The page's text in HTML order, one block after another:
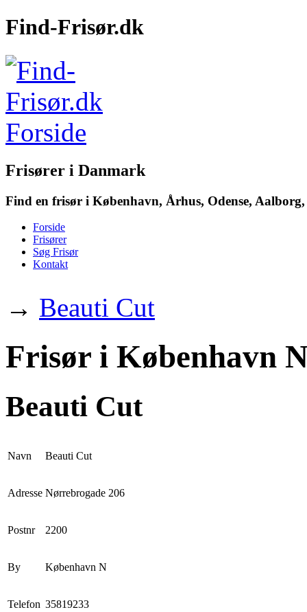
Find-Frisør.dk
Frisører i Danmark
Find en frisør i København, Århus, Odense,
Forside
Frisører
Søg Frisør
Kontakt
→ Beauti Cut
Frisør i København
Beauti Cut
Navn Beauti Cut
Adresse Nørrebrogade 206
Postnr 2200
By København N
Telefon 35819233